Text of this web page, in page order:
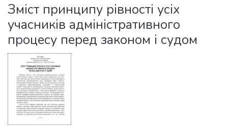
Statistics
Зміст принципу рівності усіх
учасників адміністративного
процесу перед законом і судом